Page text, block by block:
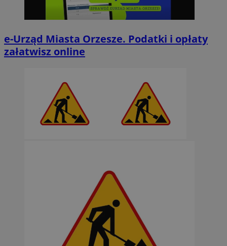
e-Urząd Miasta Orzesze. Podatki i opłaty
załatwisz online